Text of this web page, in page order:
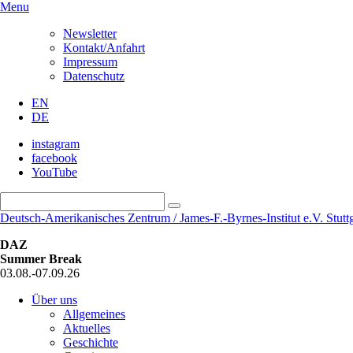
Menu
Newsletter
Kontakt/Anfahrt
Impressum
Datenschutz
EN
DE
instagram
facebook
YouTube
Deutsch-Amerikanisches Zentrum / James-F.-Byrnes-Institut e.V.
DAZ
Summer Break
03.08.-07.09.26
Über uns
Allgemeines
Aktuelles
Geschichte